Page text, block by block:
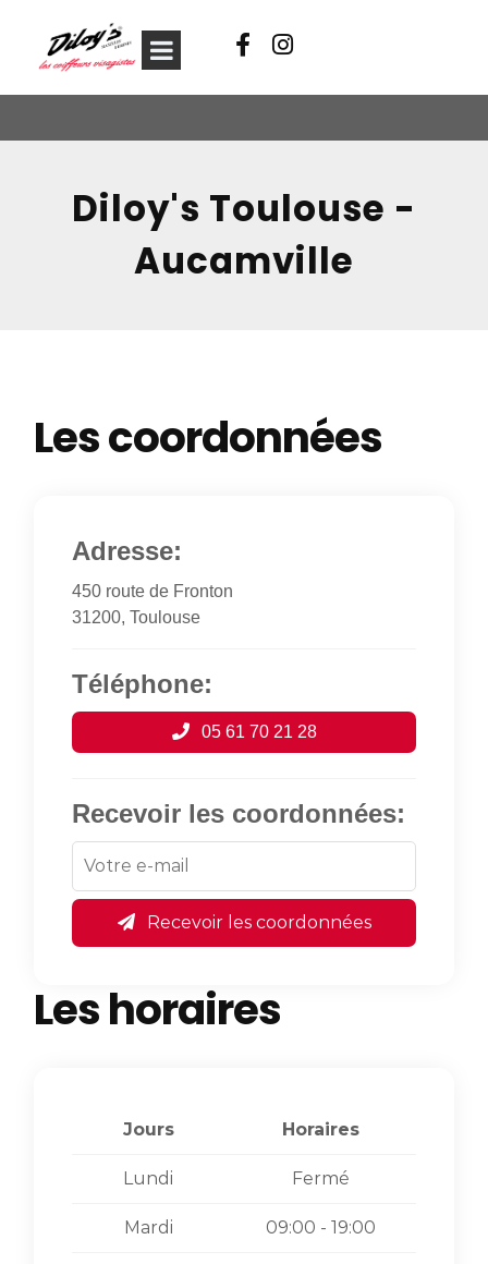
Diloy's Toulouse -
Aucamville
Les coordonnées
Adresse:
450 route de Fronton
31200, Toulouse
Téléphone:
05 61 70 21 28
Recevoir les coordonnées:
Recevoir les coordonnées
Les horaires
Jours Horaires
Lundi Fermé
Mardi 09:00 - 19:00